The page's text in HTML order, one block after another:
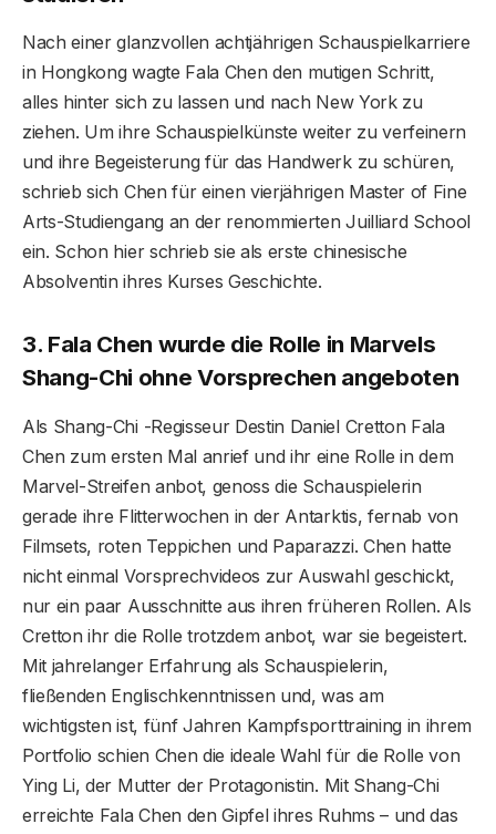
Nach einer glanzvollen achtjährigen Schauspielkarriere
in Hongkong wagte Fala Chen den mutigen Schritt,
alles hinter sich zu lassen und nach New York zu
ziehen. Um ihre Schauspielkünste weiter zu verfeinern
und ihre Begeisterung für das Handwerk zu schüren,
schrieb sich Chen für einen vierjährigen Master of Fine
Arts-Studiengang an der renommierten Juilliard School
ein. Schon hier schrieb sie als erste chinesische
Absolventin ihres Kurses Geschichte.
3. Fala Chen wurde die Rolle in Marvels
Shang-Chi ohne Vorsprechen angeboten
Als Shang-Chi -Regisseur Destin Daniel Cretton Fala
Chen zum ersten Mal anrief und ihr eine Rolle in dem
Marvel-Streifen anbot, genoss die Schauspielerin
gerade ihre Flitterwochen in der Antarktis, fernab von
Filmsets, roten Teppichen und Paparazzi. Chen hatte
nicht einmal Vorsprechvideos zur Auswahl geschickt,
nur ein paar Ausschnitte aus ihren früheren Rollen. Als
Cretton ihr die Rolle trotzdem anbot, war sie begeistert.
Mit jahrelanger Erfahrung als Schauspielerin,
fließenden Englischkenntnissen und, was am
wichtigsten ist, fünf Jahren Kampfsporttraining in ihrem
Portfolio schien Chen die ideale Wahl für die Rolle von
Ying Li, der Mutter der Protagonistin. Mit Shang-Chi
erreichte Fala Chen den Gipfel ihres Ruhms – und das